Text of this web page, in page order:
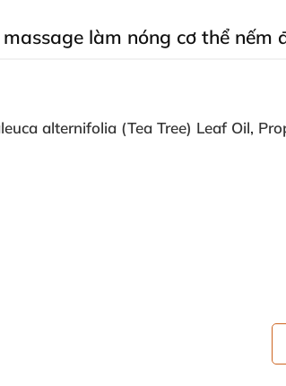
làm nóng cơ thể nếm
alternifolia (Tea Tree) Leaf Oil,